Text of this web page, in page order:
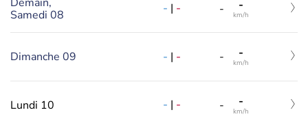
Samedi 08
- | - - -
km/h
Dimanche 09 - | - - -
km/h
Lundi 10 - | - - -
km/h